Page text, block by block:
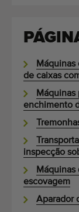
de caixas
Máquinas
enchimento
inspecção
Máquinas
escovagem
Aparador